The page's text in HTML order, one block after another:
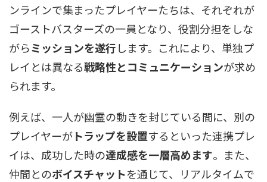
ンラインで集まったプレイヤーたちは、それぞれが
ゴーストバスターズの一員となり、役割分担をしな
がらミッションを遂行します。これにより、単独プ
レイとは異なる戦略性とコミュニケーションが求め
られます。
例えば、一人が幽霊の動きを封じている間に、別の
プレイヤーがトラップを設置するといった連携プレ
イは、成功した時の達成感を一層高めます。また、
仲間とのボイスチャットを通じて、リアルタイムで